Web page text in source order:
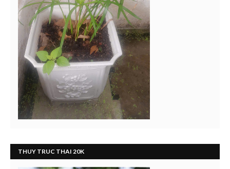
THUY TRUC THAI 20K